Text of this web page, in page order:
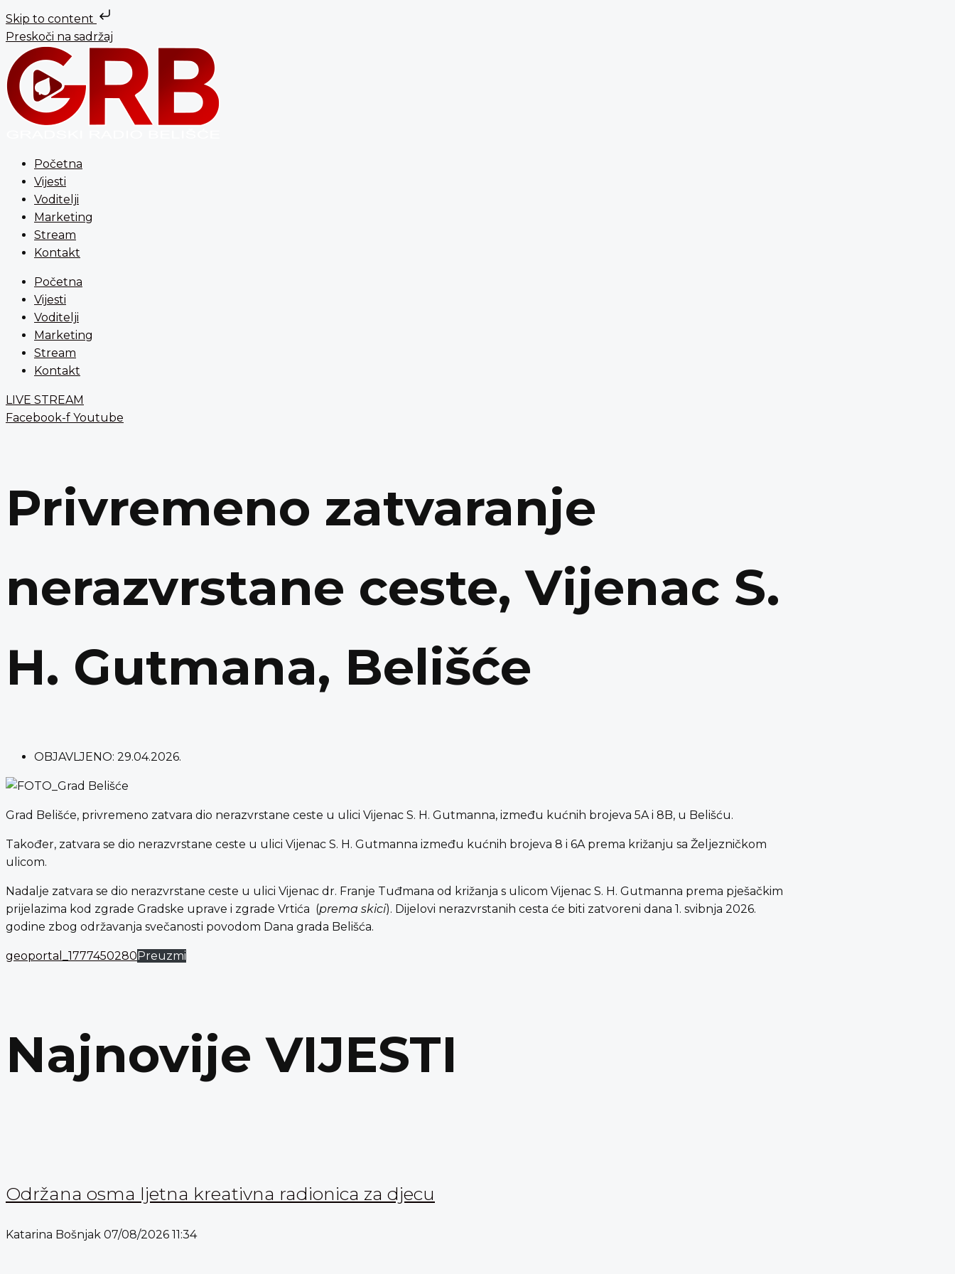
Skip to content
Preskoči na sadržaj
Početna
Vijesti
Voditelji
Marketing
Stream
Kontakt
Početna
Vijesti
Voditelji
Marketing
Stream
Kontakt
LIVE STREAM
Facebook-f Youtube
Privremeno zatvaranje
nerazvrstane ceste, Vijenac S.
H. Gutmana, Belišće
OBJAVLJENO: 29.04.2026.
Grad Belišće, privremeno zatvara dio nerazvrstane ceste u ulici Vijenac S. H. Gutmanna, između kućnih brojeva 5A i 8B, u Belišću.
Također, zatvara se dio nerazvrstane ceste u ulici Vijenac S. H. Gutmanna između kućnih brojeva 8 i 6A prema križanju sa Željezničkom
ulicom.
Nadalje zatvara se dio nerazvrstane ceste u ulici Vijenac dr. Franje Tuđmana od križanja s ulicom Vijenac S. H. Gutmanna prema pješačkim
prijelazima kod zgrade Gradske uprave i zgrade Vrtića (prema skici). Dijelovi nerazvrstanih cesta će biti zatvoreni dana 1. svibnja 2026.
godine zbog održavanja svečanosti povodom Dana grada Belišća.
geoportal_1777450280 Preuzmi
Najnovije VIJESTI
Održana osma ljetna kreativna radionica za djecu
Katarina Bošnjak 07/08/2026 11:34